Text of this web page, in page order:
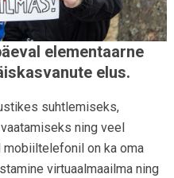
elementaarne
elus.
suhtlemiseks,
ning veel
on ka oma
virtuaalmaailma ning